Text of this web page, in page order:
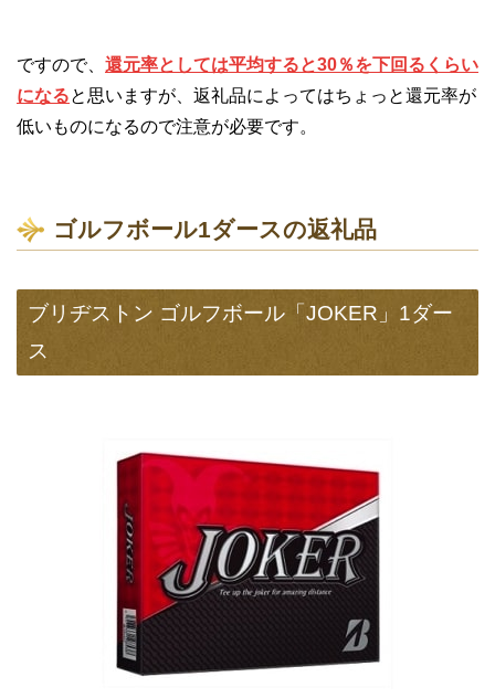
ですので、 還元率としては平均すると30％を下回るくらい
になると思いますが、返礼品によってはちょっと還元率が
低いものになるので注意が必要です。
ゴルフボール1ダースの返礼品
ブリヂストン ゴルフボール「JOKER」1ダー
ス